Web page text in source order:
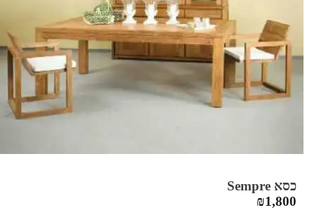
כסא Sempre
₪1,800